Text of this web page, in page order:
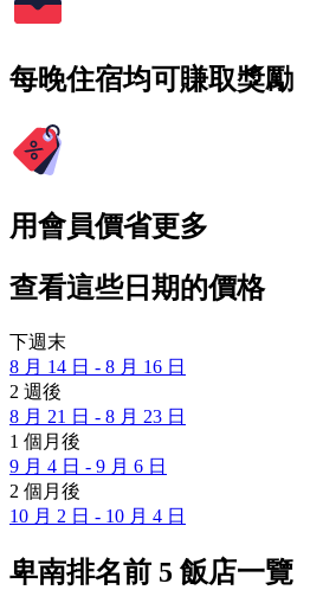
每晚住宿均可賺取獎勵
用會員價省更多
查看這些日期的價格
下週末
8 月 14 日 - 8 月 16 日
2 週後
8 月 21 日 - 8 月 23 日
1 個月後
9 月 4 日 - 9 月 6 日
2 個月後
10 月 2 日 - 10 月 4 日
卑南排名前 5 飯店一覽